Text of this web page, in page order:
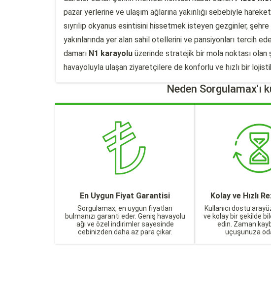
pazar yerlerine ve ulaşım ağlarına yakınlığı sebebiyle
sıyrılıp okyanus esintisini hissetmek isteyen gezginler,
yakınlarında yer alan sahil otellerini ve pansiyonları tercih
damarı N1 karayolu üzerinde stratejik bir mola noktası olan
havayoluyla ulaşan ziyaretçilere de konforlu ve hızlı bir
Neden Sorgulamax'ı
En Uygun Fiyat Garantisi
Sorgulamax, en uygun fiyatları
bulmanızı garanti eder. Geniş havayolu
ağı ve özel indirimler sayesinde
cebinizden daha az para çıkar.
Kolay ve Hızlı
Kullanıcı dostu
ve kolay bir şekilde
edin. Zaman
uçuşunuza